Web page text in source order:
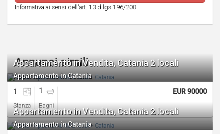
Informativa ai sensi dell'art. 13 d.lgs 196/200
Annunci simili
Appartamento in Vendita, Catania 2 locali
Appartamento in Catania
1
Stanza
1
Bagni
EUR 90000
Appartamento in Vendita, Catania 2 locali
Appartamento in Catania